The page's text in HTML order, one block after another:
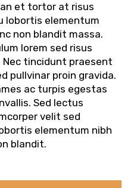
et tortor at risus
lobortis elementum
non blandit massa.
lorem sed risus
tincidunt praesent
pullvinar proin gravida.
ac turpis egestas
Sed lectus
velit sed
elementum nibh
blandit.